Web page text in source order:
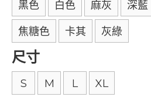
黑色 白色 麻灰 深藍
焦糖色 卡其 灰綠
尺寸
S M L XL